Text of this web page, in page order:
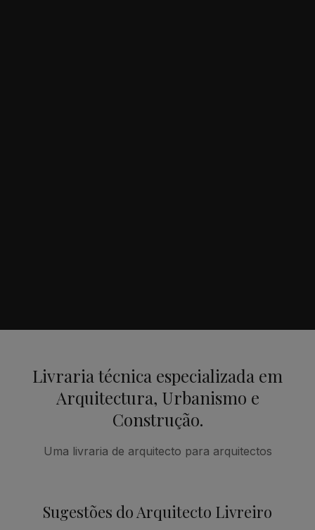
Livraria técnica especializada em
Arquitectura, Urbanismo e
Construção.
Uma livraria de arquitecto para arquitectos
Sugestões do Arquitecto Livreiro